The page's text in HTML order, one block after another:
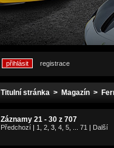
registrace
Titulní stránka > Magazín >
Záznamy 21 - 30 z 707
Předchozí | 1 2 3 4 5 71 | Další